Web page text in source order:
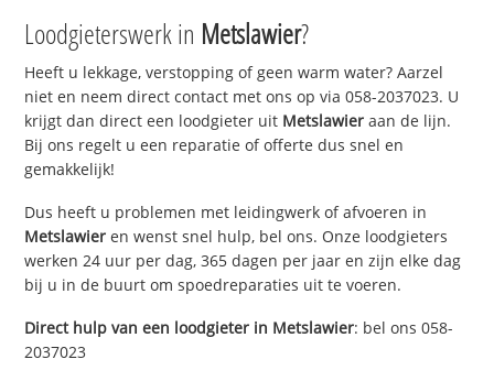
Loodgieterswerk in Metslawier?
Heeft u lekkage, verstopping of geen warm water? Aarzel
niet en neem direct contact met ons op via 058-2037023. U
krijgt dan direct een loodgieter uit Metslawier aan de lijn.
Bij ons regelt u een reparatie of offerte dus snel en
gemakkelijk!
Dus heeft u problemen met leidingwerk of afvoeren in
Metslawier en wenst snel hulp, bel ons. Onze loodgieters
werken 24 uur per dag, 365 dagen per jaar en zijn elke dag
bij u in de buurt om spoedreparaties uit te voeren.
Direct hulp van een loodgieter in Metslawier: bel ons 058-
2037023